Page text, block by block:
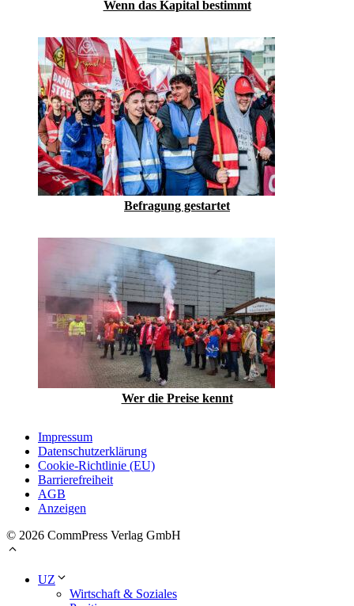
Wenn das Kapital bestimmt
Befragung gestartet
Wer die Preise kennt
Impressum
Datenschutzerklärung
Cookie-Richtlinie (EU)
Barrierefreiheit
AGB
Anzeigen
© 2026 CommPress Verlag GmbH
UZ
Wirtschaft & Soziales